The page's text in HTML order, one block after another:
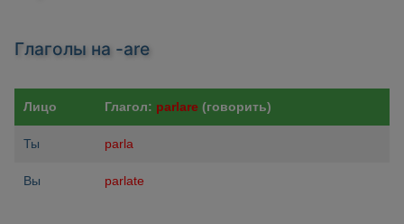
Глаголы на -are
Лицо Глагол: parlare (говорить)
Ты parla
Вы parlate